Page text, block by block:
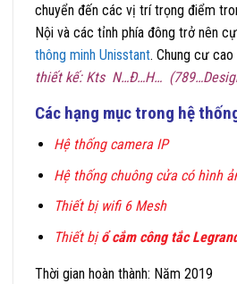
chuyển đến các vị trí trọng điểm
Nội và các tỉnh phía đông trở nên
thông minh Unisstant. Chung cư
thiết kế: Kts N…Đ…H…
Các hạng mục trong hệ
Hệ thống camera IP
Hệ thống chuông cửa có hình
Thiết bị wifi 6 Mesh
Thiết bịổ cắm công tắc
Thời gian hoàn thành: Năm 2019